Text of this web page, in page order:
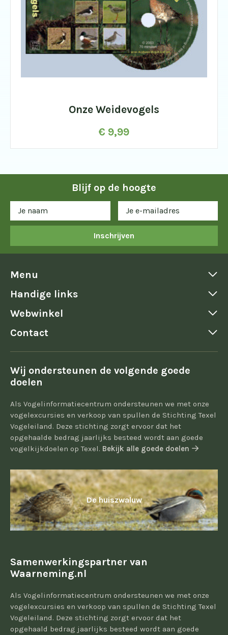
Onze Weidevogels
€ 9,99
Blijf op de hoogte
Inschrijven
Menu
Handige links
Webwinkel
Contact
Wij ondersteunen de volgende goede
doelen
Als Vogelinformatiecentrum ondersteunen we met onze
vogelexcursies en verkoop van spullen de Stichting Texel
Vogeleiland. Deze stichting zorgt ervoor dat het
opgehaalde bedrag jaarlijks besteed wordt aan goede
vogelkijkdoelen op Texel. Bekijk alle goede doelen
De huiszwaluw
Samenwerkingspartner van
Waarneming.nl
Als Vogelinformatiecentrum ondersteunen we met onze
vogelexcursies en verkoop van spullen de Stichting Texel
Vogeleiland. Deze stichting zorgt ervoor dat het
opgehaald bedrag jaarlijks besteed wordt aan goede